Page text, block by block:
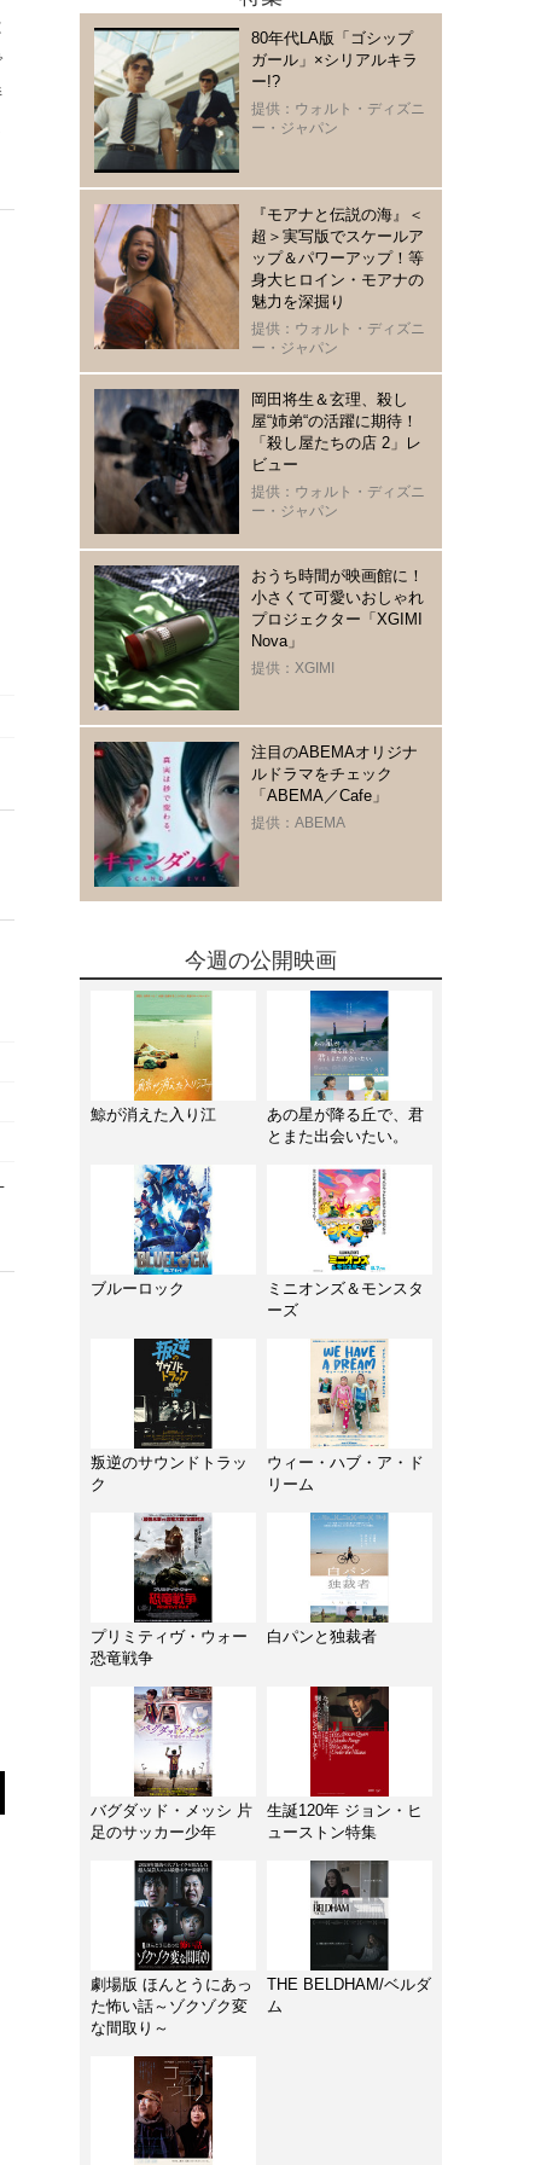
80年代LA版「ゴシップ
ガール」×シリアルキラ
ー!?
提供：ウォルト・ディズニ
ー・ジャパン
『モアナと伝説の海』＜
超＞実写版でスケールア
ップ＆パワーアップ！等
身大ヒロイン・モアナの
魅力を深掘り
提供：ウォルト・ディズニ
ー・ジャパン
岡田将生＆玄理、殺し
屋“姉弟“の活躍に期待！
「殺し屋たちの店 2」レ
ビュー
提供：ウォルト・ディズニ
ー・ジャパン
おうち時間が映画館に！
小さくて可愛いおしゃれ
プロジェクター「XGIMI
Nova」
提供：XGIMI
注目のABEMAオリジナ
ルドラマをチェック
「ABEMA／Cafe」
提供：ABEMA
今週の公開映画
鯨が消えた入り江
あの星が降る丘で、君
とまた出会いたい。
ブルーロック
ミニオンズ＆モンスタ
ーズ
叛逆のサウンドトラッ
ク
ウィー・ハブ・ア・ド
リーム
プリミティヴ・ウォー
恐竜戦争
白パンと独裁者
バグダッド・メッシ 片
足のサッカー少年
生誕120年 ジョン・ヒ
ューストン特集
劇場版 ほんとうにあっ
た怖い話～ゾクゾク変
な間取り～
THE BELDHAM/ベルダ
ム